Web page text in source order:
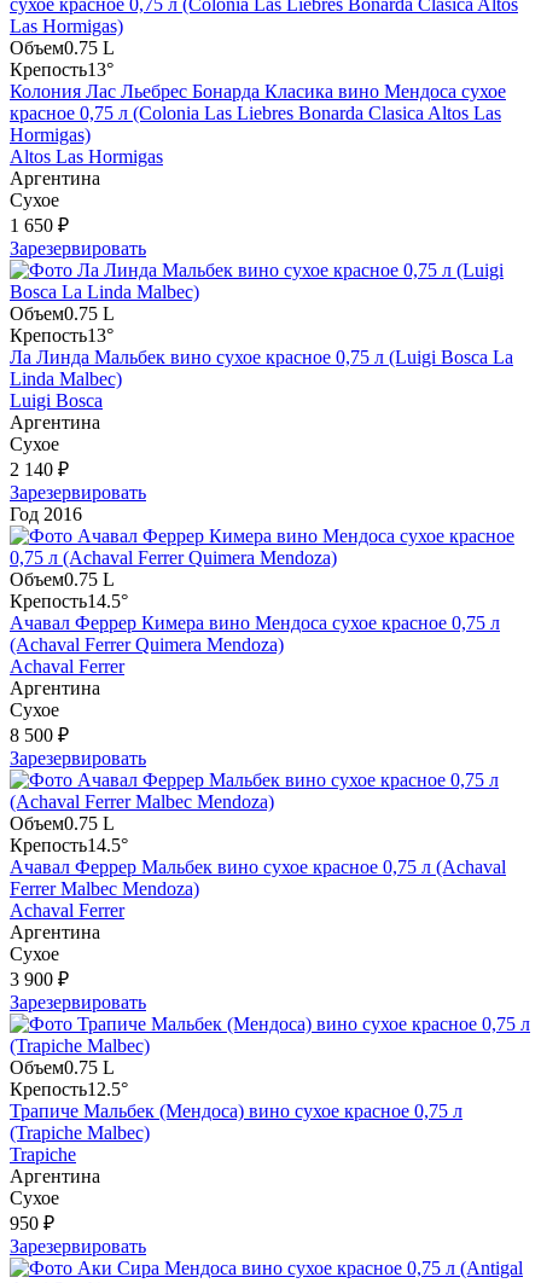
Объем0.75 L
Крепость13°
Колония Лас Льебрес Бонарда Класика вино Мендоса сухое
красное 0,75 л (Colonia Las Liebres Bonarda Clasica Altos Las
Hormigas)
Altos Las Hormigas
Аргентина
Сухое
1 650 ₽
Зарезервировать
Объем0.75 L
Крепость13°
Ла Линда Мальбек вино сухое красное 0,75 л (Luigi Bosca La
Linda Malbec)
Luigi Bosca
Аргентина
Сухое
2 140 ₽
Зарезервировать
Год 2016
Объем0.75 L
Крепость14.5°
Ачавал Феррер Кимера вино Мендоса сухое красное 0,75 л
(Achaval Ferrer Quimera Mendoza)
Achaval Ferrer
Аргентина
Сухое
8 500 ₽
Зарезервировать
Объем0.75 L
Крепость14.5°
Ачавал Феррер Мальбек вино сухое красное 0,75 л (Achaval
Ferrer Malbec Mendoza)
Achaval Ferrer
Аргентина
Сухое
3 900 ₽
Зарезервировать
Объем0.75 L
Крепость12.5°
Трапиче Мальбек (Мендоса) вино сухое красное 0,75 л
(Trapiche Malbec)
Trapiche
Аргентина
Сухое
950 ₽
Зарезервировать